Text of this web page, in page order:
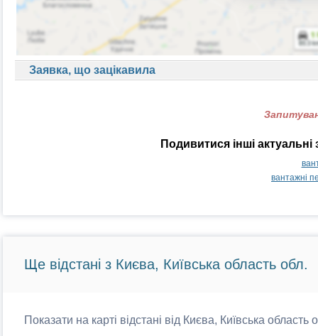
Заявка, що зацікавила
Подивитися інші
вантажні
Ще відстані з Києва, Київська область обл.
Показати на карті відстані від Києва, Київська